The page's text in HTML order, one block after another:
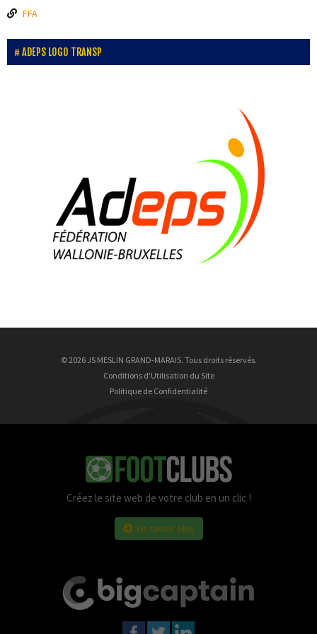
6 Août
8 Août
Brice Bousez
27 ans
9 Août
FFA
ADEPS LOGO TRANSP
© 2026 JS MESLIN GRAND-MARAIS. Tous droits réservés.
Conditions d'Utilisation du Site
Politique de Confidentialité
Créez le site web de votre club en un clic !
En savoir plus